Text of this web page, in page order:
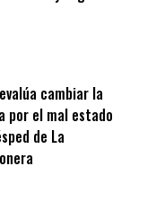
cambiar la
por el mal estado
de La